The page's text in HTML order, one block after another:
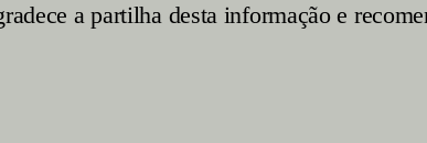
a partilha desta informação e